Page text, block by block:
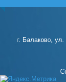
г. Балаково,